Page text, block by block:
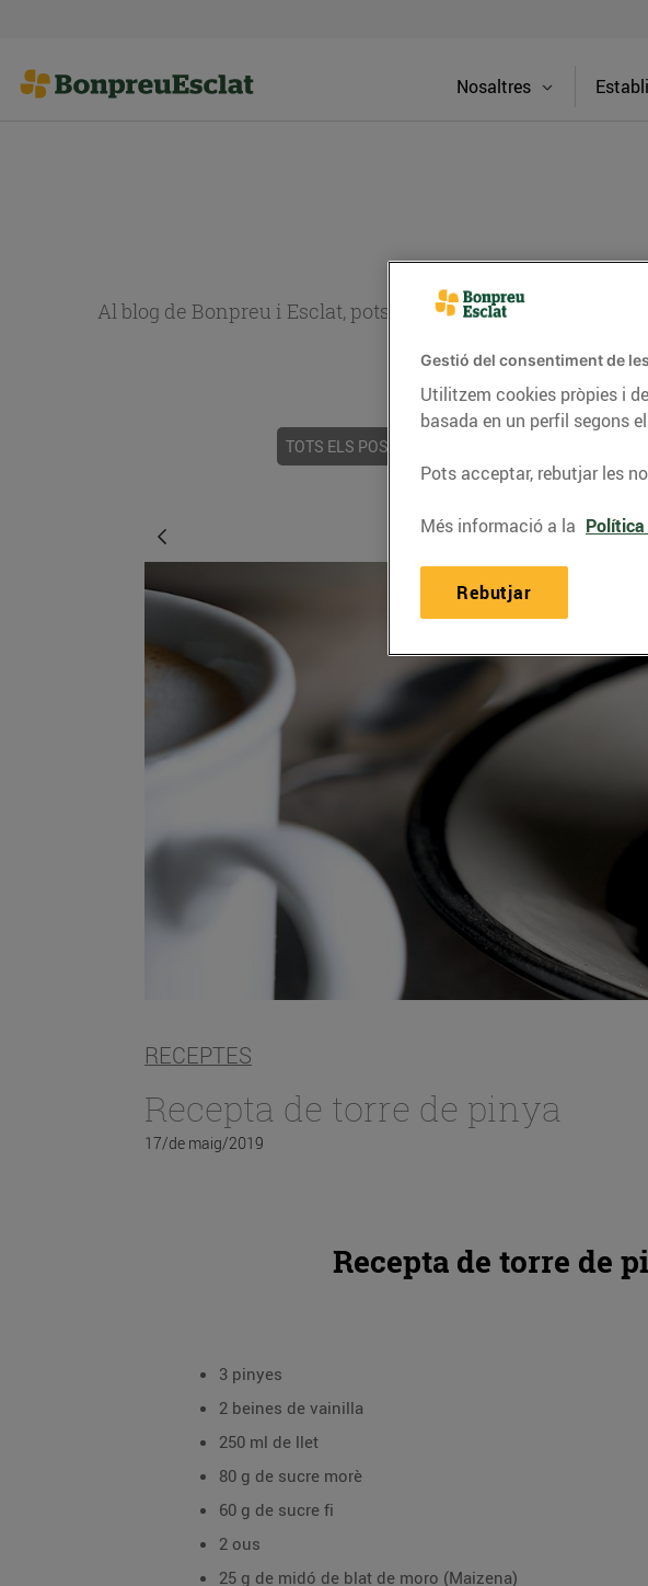
Nosaltres
Al blog de Bonpreu i Esclat, pots trobar receptes, consells
del
TOTS ELS POSTS
RECEPTES
Recepta de torre de pinya
17/de maig/2019
Recepta de torre de
3 pinyes
2 beines de vainilla
250 ml de llet
80 g de sucre morè
60 g de sucre fi
2 ous
25 g de midó de blat de moro (Maizena)
Gestió del consentiment de
Utilitzem cookies pròpies i
basada en un perfil segons
Pots acceptar, rebutjar les
Més informació a la Política
Rebutjar